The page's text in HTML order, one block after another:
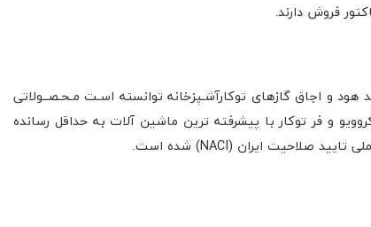
و اجاق گازهای توکارآشـپزخانه توانسته اسـت مـحـصــولاتی
و فر توکار با پیشرفته ترین ماشین آلات به حداقل رسانده